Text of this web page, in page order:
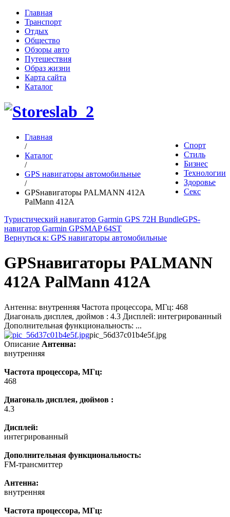
Главная
Транспорт
Отдых
Общество
Обзоры авто
Путешествия
Образ жизни
Карта сайта
Каталог
Спорт
Стиль
Бизнес
Технологии
Здоровье
Секс
Главная
/
Каталог
/
GPS навигаторы автомобильные
/
GPSнавигаторы PALMANN 412А
PalMann 412А
Туристический навигатор Garmin GPS 72H BundleGPS-
навигатор Garmin GPSMAP 64ST
Вернуться к: GPS навигаторы автомобильные
GPSнавигаторы PALMANN
412А PalMann 412А
Антенна: внутренняя Частота процессора, МГц: 468
Диагональ дисплея, дюймов : 4.3 Дисплей: интегрированный
Дополнительная функциональность: ...
pic_56d37c01b4e5f.jpg
Описание Антенна:
внутренняя
Частота процессора, МГц:
468
Диагональ дисплея, дюймов :
4.3
Дисплей:
интегрированный
Дополнительная функциональность:
FM-трансмиттер
Антенна:
внутренняя
Частота процессора, МГц: